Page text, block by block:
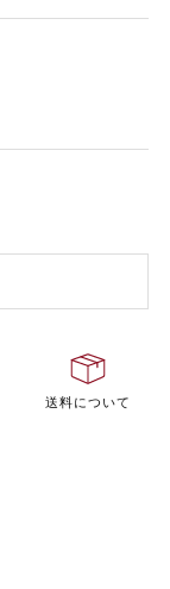
送料について